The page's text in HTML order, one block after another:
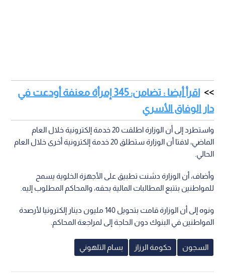
اقرأ أيضا : تضامن: 345 إمرأة معنفة أودعت في
دار الوفاق الأسري
واستطرد إلى أن الوزارة اطلقت 20 خدمة إلكترونية خلال العام
الماضي، لافتا أن الوزارة ستطلق 20 خدمة إلكترونية أخرى خلال العام
الحالي.
وأضاف، أن الوزارة دشنت تطبيق على الأجهزة الخلوية يسمح
للمواطنين بتتبع المطالبات المالية بحقه، والمحاكم المطلوب إليه.
ونوه إلى أن الوزارة قامت بتحويل 140 مليون دينار إلكترونيا لأرصدة
المواطنين في البنوك دون الحاجة إلى لمراجعة المحاكم.
السجون حكومة الرزاز بسام التلهوني